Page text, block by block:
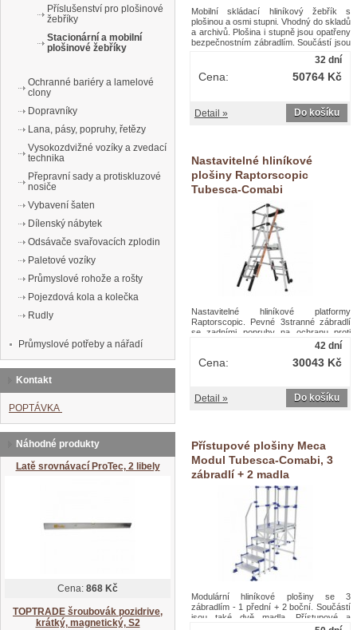
Mobilní skládací hliníkový žebřík s
plošinou a osmi stupni. Vhodný do skladů
a archivů. Plošina i stupně jsou opatřeny
bezpečnostním zábradlím. Součástí jsou
dvě kola s automatickou blokací o
průměru 125 mm. Rozměry složeného
žebříku jsou 360 x 90 x 82 cm. Stupně
32 dní
50764 Kč
Cena:
Do košíku
Detail »
Nastavitelné hliníkové
plošiny Raptorscopic
Tubesca-Comabi
Nastavitelné hliníkové platformy
Raptorscopic. Pevné 3stranné zábradlí
se zadními popruhy na ochranu proti
pádu. Protiskluzové schůdky 80 mm
plocha). Odnímatelný přihrádkový držák
roviny umožňující posun úrovní. Intuitivní
a bezpečný systém nastavení výšky -
Výsuvné stabilizátory s milimetrovým
nastavením.Nastavitelné hliníkové
plošiny Raptorscopic Tubesca-Comabi
42 dní
30043 Kč
Cena:
Do košíku
Detail »
Přístupové plošiny Meca
Modul Tubesca-Comabi, 3
zábradlí + 2 madla
Modulární hliníkové plošiny se 3
zábradlím - 1 přední + 2 boční. Součástí
jsou také dvě madla. Přístupové a
výškové zabezpečení s dobře
Příslušenství pro plošinové
žebříky
Stacionární a mobilní
plošinové žebříky
Ochranné bariéry a lamelové
clony
Dopravníky
Lana, pásy, popruhy, řetězy
Vysokozdvižné vozíky a zvedací
technika
Přepravní sady a protiskluzové
nosiče
Vybavení šaten
Dílenský nábytek
Odsávače svařovacích zplodin
Paletové vozíky
Průmyslové rohože a rošty
Pojezdová kola a kolečka
Rudly
Průmyslové potřeby a nářadí
Kontakt
POPTÁVKA
Náhodné produkty
Latě srovnávací ProTec, 2 libely
Cena: 868 Kč
TOPTRADE šroubovák pozidrive,
krátký, magnetický, S2